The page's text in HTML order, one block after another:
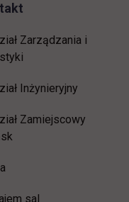
Zarządzania i
Inżynieryjny
Zamiejscowy
sal